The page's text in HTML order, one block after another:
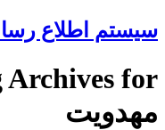
سیستم اطلاع
مهدویت